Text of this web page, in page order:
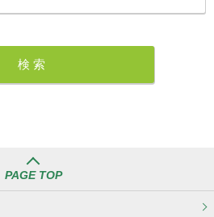
PAGE TOP